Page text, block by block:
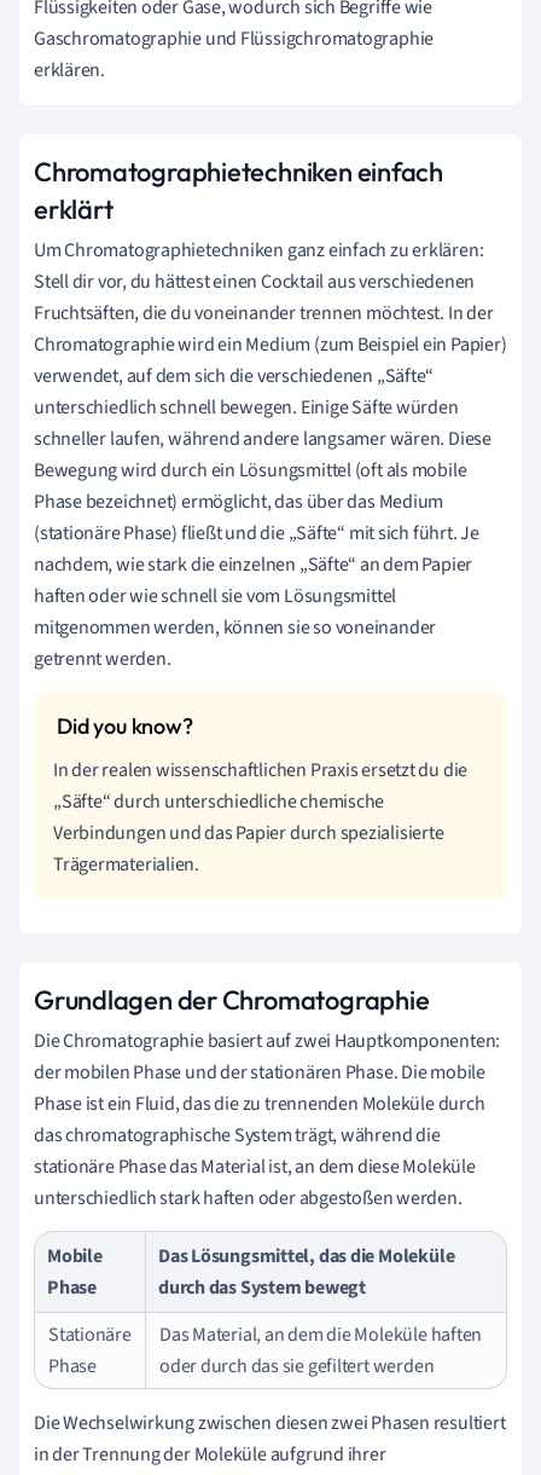
Flüssigkeiten oder Gase, wodurch sich Begriffe wie
Gaschromatographie und Flüssigchromatographie
erklären.
Chromatographietechniken einfach
erklärt
Um Chromatographietechniken ganz einfach zu erklären:
Stell dir vor, du hättest einen Cocktail aus verschiedenen
Fruchtsäften, die du voneinander trennen möchtest. In der
Chromatographie wird ein Medium (zum Beispiel ein Papier)
verwendet, auf dem sich die verschiedenen „Säfte“
unterschiedlich schnell bewegen. Einige Säfte würden
schneller laufen, während andere langsamer wären. Diese
Bewegung wird durch ein Lösungsmittel (oft als mobile
Phase bezeichnet) ermöglicht, das über das Medium
(stationäre Phase) fließt und die „Säfte“ mit sich führt. Je
nachdem, wie stark die einzelnen „Säfte“ an dem Papier
haften oder wie schnell sie vom Lösungsmittel
mitgenommen werden, können sie so voneinander
getrennt werden.
In der realen wissenschaftlichen Praxis ersetzt du die
„Säfte“ durch unterschiedliche chemische
Verbindungen und das Papier durch spezialisierte
Trägermaterialien.
Grundlagen der Chromatographie
Die Chromatographie basiert auf zwei Hauptkomponenten:
der mobilen Phase und der stationären Phase. Die mobile
Phase ist ein Fluid, das die zu trennenden Moleküle durch
das chromatographische System trägt, während die
stationäre Phase das Material ist, an dem diese Moleküle
unterschiedlich stark haften oder abgestoßen werden.
Mobile
Phase
Das Lösungsmittel, das die Moleküle
durch das System bewegt
Stationäre
Phase
Das Material, an dem die Moleküle haften
oder durch das sie gefiltert werden
Die Wechselwirkung zwischen diesen zwei Phasen resultiert
in der Trennung der Moleküle aufgrund ihrer